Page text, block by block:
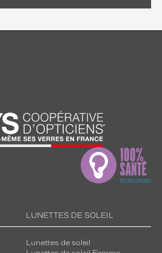
LUNETTES DE SOLEIL
Lunettes de soleil